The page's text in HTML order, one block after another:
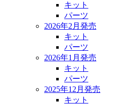
キット
パーツ
2026年2月発売
キット
パーツ
2026年1月発売
キット
パーツ
2025年12月発売
キット